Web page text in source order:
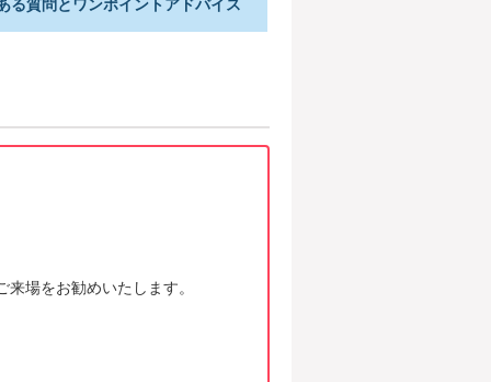
る質問とワンポイントアドバイス
場をお勧めいたします。